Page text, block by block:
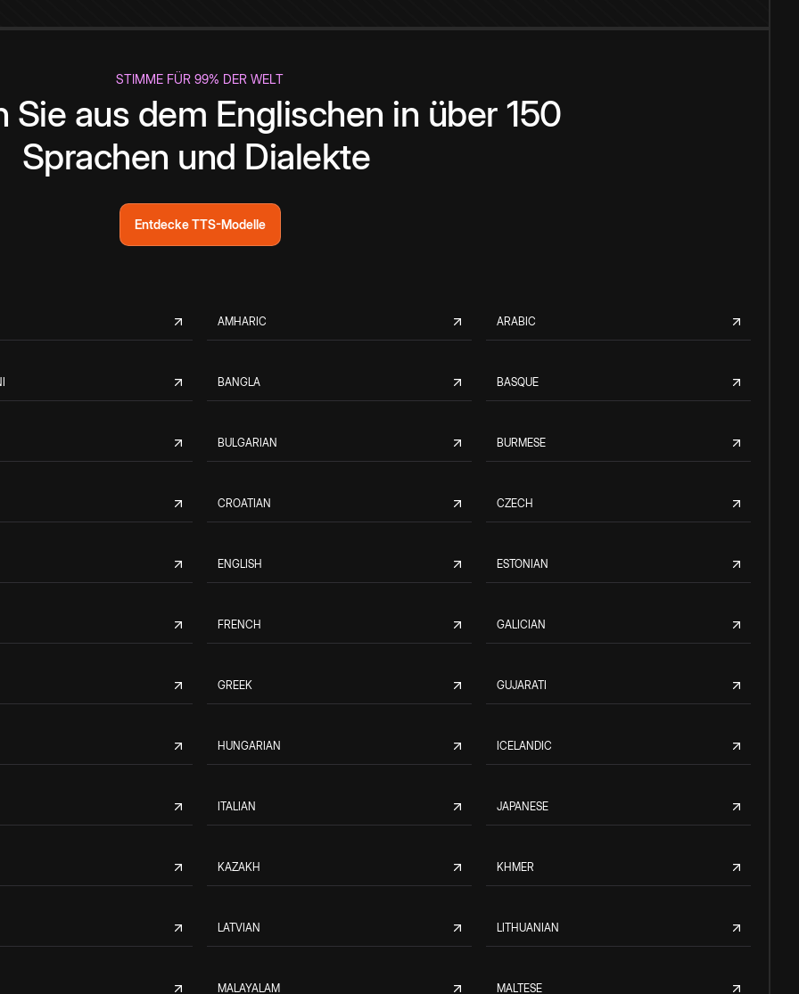
STIMME FÜR 99% DER WELT
Sie aus dem Englischen in über 150
Sprachen und Dialekte
Entdecke TTS-Modelle
AMHARIC ARABIC
BANGLA BASQUE
BULGARIAN BURMESE
CROATIAN CZECH
ENGLISH ESTONIAN
FRENCH GALICIAN
GREEK GUJARATI
HUNGARIAN ICELANDIC
ITALIAN JAPANESE
KAZAKH KHMER
LATVIAN LITHUANIAN
MALAYALAM MALTESE